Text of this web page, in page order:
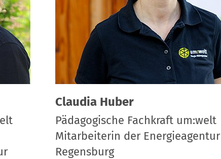
Claudia Huber
Pädagogische Fachkraft um:welt
Mitarbeiterin der Energieagentur
Regensburg